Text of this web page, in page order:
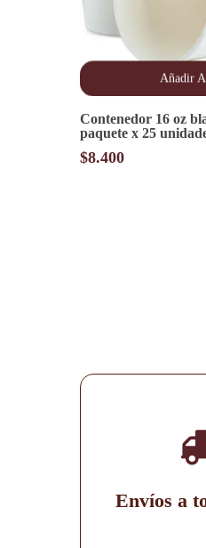
Añadir
Contenedor 16 oz
paquete x 25
$8.400
Envíos a